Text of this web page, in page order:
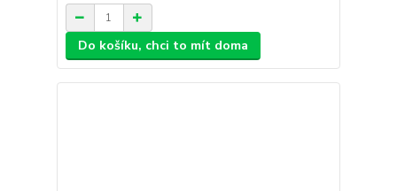
Do košíku, chci to mít doma